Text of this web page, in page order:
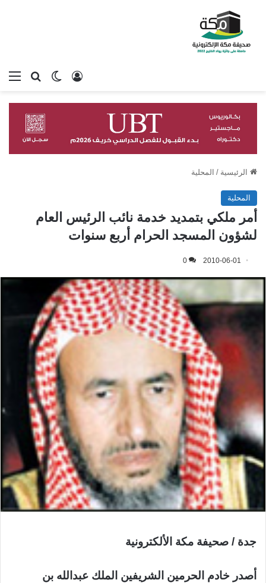
بحثالوضع
تسجيل الدخول
الرئيسية / المحلية
المحلية
أمر ملكي بتمديد خدمة نائب الرئيس العام
لشؤون المسجد الحرام أربع سنوات
2010-06-01
0
جدة / صحيفة مكة الألكترونية
أصدر خادم الحرمين الشريفين الملك عبدالله بن